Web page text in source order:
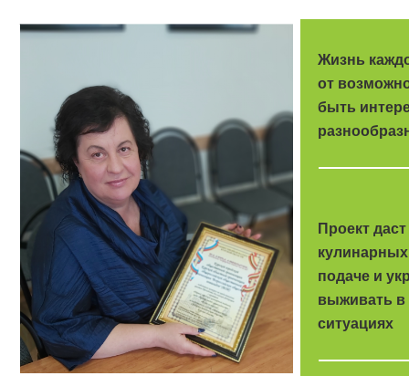
Жизнь
от
быть
Проект
кулинарных
подаче и
выживать
ситуациях